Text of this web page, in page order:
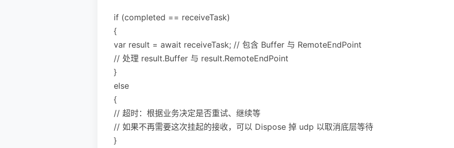
if (completed == receiveTask)
{
var result = await receiveTask; // 包含 Buffer 与 RemoteEndPoint
// 处理 result.Buffer 与 result.RemoteEndPoint
}
else
{
// 超时：根据业务决定是否重试、继续等
// 如果不再需要这次挂起的接收，可以 Dispose 掉 udp 以取消底层等待
}